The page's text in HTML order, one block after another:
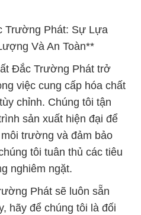
Trường Phát: Sự Lựa
Và An Toàn**
Đắc Trường Phát trở
việc cung cấp hóa chất
chỉnh. Chúng tôi tận
sản xuất hiện đại để
trường và đảm bảo
tôi tuân thủ các tiêu
nghiêm ngặt.
Phát sẽ luôn sẵn
hãy để chúng tôi là đối